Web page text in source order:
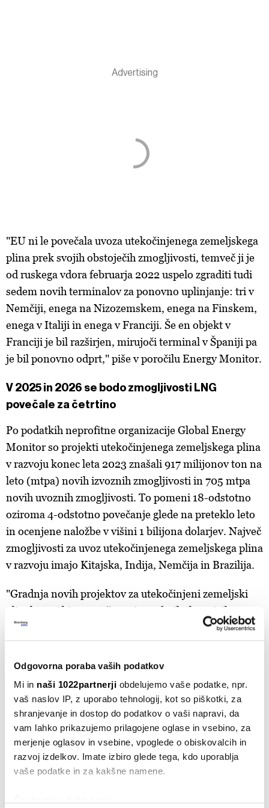
Odgovorna poraba vaših podatkov
Mi in naši 1022partnerji obdelujemo vaše podatke, npr.
vaš naslov IP, z uporabo tehnologij, kot so piškotki, za
shranjevanje in dostop do podatkov o vaši napravi, da
vam lahko prikazujemo prilagojene oglase in vsebino, za
merjenje oglasov in vsebine, vpoglede o obiskovalcih in
razvoj izdelkov. Imate izbiro glede tega, kdo uporablja
vaše podatke in za kakšne namene.
"EU ni le povečala uvoza utekočinjenega zemeljskega
plina prek svojih obstoječih zmogljivosti, temveč ji je
od ruskega vdora februarja 2022 uspelo zgraditi tudi
sedem novih terminalov za ponovno uplinjanje: tri v
Nemčiji, enega na Nizozemskem, enega na Finskem,
enega v Italiji in enega v Franciji. Še en objekt v
Franciji je bil razširjen, mirujoči terminal v Španiji pa
je bil ponovno odprt," piše v poročilu Energy Monitor.
V 2025 in 2026 se bodo zmogljivosti LNG
povečale za četrtino
Po podatkih neprofitne organizacije Global Energy
Monitor so projekti utekočinjenega zemeljskega plina
v razvoju konec leta 2023 znašali 917 milijonov ton na
leto (mtpa) novih izvoznih zmogljivosti in 705 mtpa
novih uvoznih zmogljivosti. To pomeni 18-odstotno
oziroma 4-odstotno povečanje glede na preteklo leto
in ocenjene naložbe v višini 1 bilijona dolarjev. Največ
zmogljivosti za uvoz utekočinjenega zemeljskega plina
v razvoju imajo Kitajska, Indija, Nemčija in Brazilija.
"Gradnja novih projektov za utekočinjeni zemeljski
plin, ko naj bi povpraševanje po fosilnih gorivih v tem
desetletju doseglo vrh, je tvegana tako za vlagatelje
kot za vlade," je ob objaviporočiladecembra lani dejal
Robert Rozansky
, globalni analitik za utekočinjeni
zemeljski plin pri Global Energy Monitor.
Mednarodna agencija za energijo je oktobra 2023 v
poročilunapovedala, da se bodo globalne zmogljivosti
utekočinjenega zemeljskega plina naj bi se med
letoma 2022 in 2026 povečale za 25 odstotkov in
opozorila, da zdaj obstaja možnost svetovne presežne